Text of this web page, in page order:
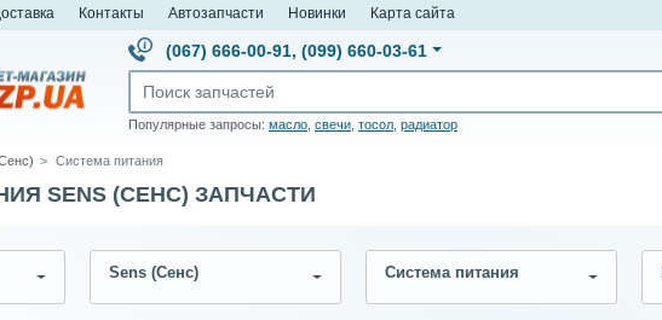
Контакты Автозапчасти Новинки Карта сайта
(067) 666-00-91, (099) 660-03-61
Популярные запросы: масло свечи тосол радиатор
Система питания
SENS (СЕНС) ЗАПЧАСТИ
Sens (Сенс) Система питания